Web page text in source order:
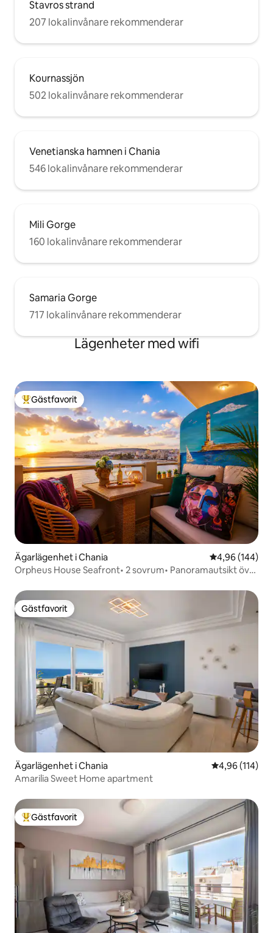
Stavros strand
207 lokalinvånare rekommenderar
Kournassjön
502 lokalinvånare rekommenderar
Venetianska hamnen i Chania
546 lokalinvånare rekommenderar
Mili Gorge
160 lokalinvånare rekommenderar
Samaria Gorge
717 lokalinvånare rekommenderar
Lägenheter med wifi
Populär gästfavorit
Gästfavorit
Ägarlägenhet i Chania 4,96 av 5 i
4,96 (144)
Orpheus House Seafront• 2 sovrum• Panoramautsikt över
Gästfavorit
Gästfavorit
Ägarlägenhet i Chania 4,96 av 5 i
4,96 (114)
Amarilia Sweet Home apartment
Populär gästfavorit
Gästfavorit